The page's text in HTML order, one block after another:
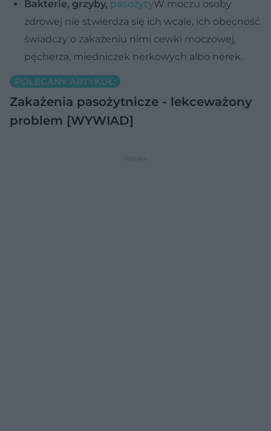
Bakterie, grzyby, pasożytyW moczu osoby
zdrowej nie stwierdza się ich wcale, ich obecność
świadczy o zakażeniu nimi cewki moczowej,
pęcherza, miedniczek nerkowych albo nerek.
POLECANY ARTYKUŁ:
Zakażenia pasożytnicze - lekceważony
problem [WYWIAD]